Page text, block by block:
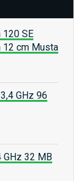
SE
12 cm Musta
GHz 96
GHz 32 MB